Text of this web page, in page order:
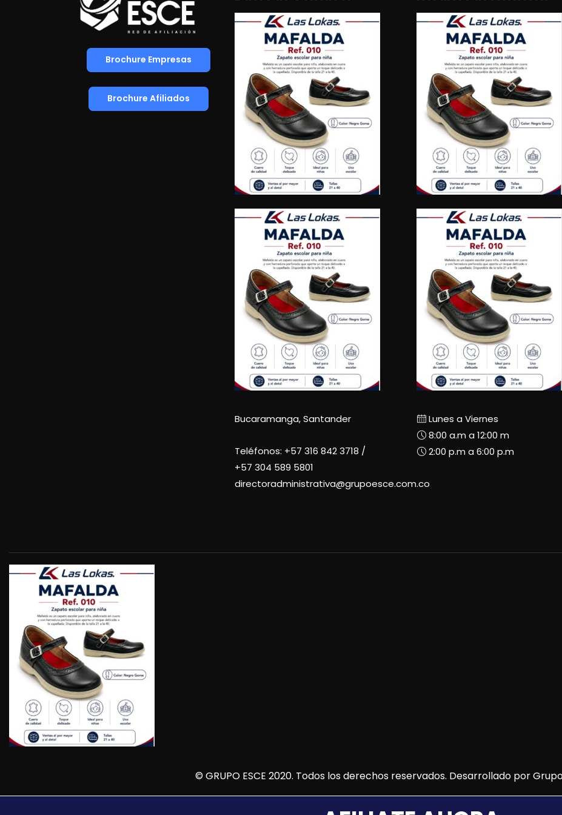
Brochure Empresas
Brochure Afiliados
Bucaramanga, Santander
Teléfonos: +57 316 842 3718 /
+57 304 589 5801
directoradministrativa@grupoesce.com.co
Lunes a Viernes
8:00 a.m a 12:00 m
2:00 p.m a 6:00 p.m
© GRUPO ESCE 2020. Todos los derechos reservados. Desarrollado por